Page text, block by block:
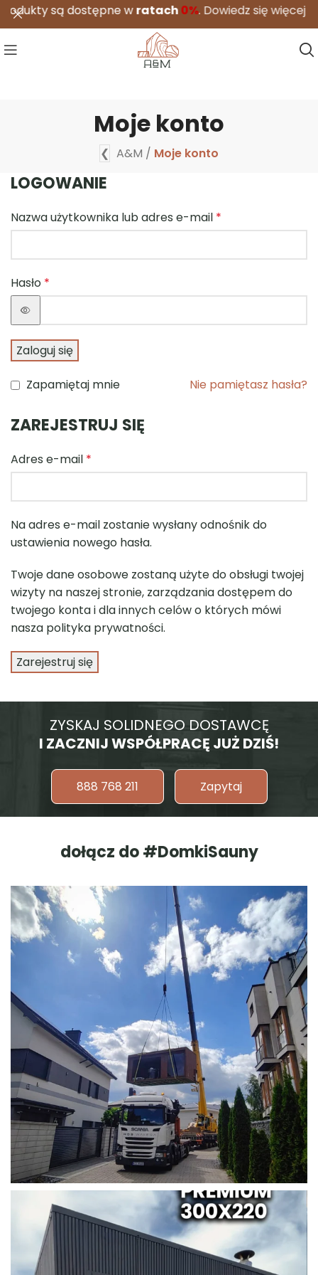
Moje konto
❮ A&M / Moje konto
LOGOWANIE
Nazwa użytkownika lub adres e-mail *
Hasło *
Zaloguj się
Nie pamiętasz hasła?
Zapamiętaj mnie
ZAREJESTRUJ SIĘ
Adres e-mail *
Na adres e-mail zostanie wysłany odnośnik do
ustawienia nowego hasła.
Twoje dane osobowe zostaną użyte do obsługi twojej
wizyty na naszej stronie, zarządzania dostępem do
twojego konta i dla innych celów o których mówi
nasza polityka prywatności.
Zarejestruj się
ZYSKAJ SOLIDNEGO DOSTAWCĘ
I ZACZNIJ WSPÓŁPRACĘ JUŻ DZIŚ!
888 768 211 Zapytaj
dołącz do #DomkiSauny
są dostępne wratach0%.Dowiedz się więcej